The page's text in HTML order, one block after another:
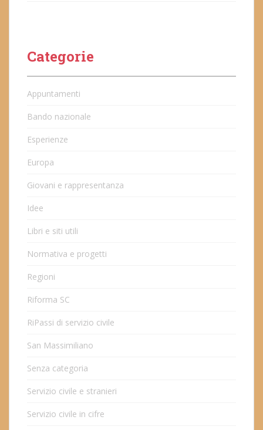
Categorie
Appuntamenti
Bando nazionale
Esperienze
Europa
Giovani e rappresentanza
Idee
Libri e siti utili
Normativa e progetti
Regioni
Riforma SC
RiPassi di servizio civile
San Massimiliano
Senza categoria
Servizio civile e stranieri
Servizio civile in cifre